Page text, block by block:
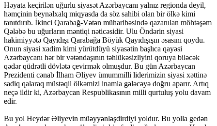
Həyata keçirilən uğurlu siyasət Azərbaycanı yalnız regionda deyil,
həmçinin beynəlxalq miqyasda da söz sahibi olan bir ölkə kimi
tanıtdırıb. İkinci Qarabağ-Vətən müharibəsində qazanılan möhtəşəm
Qələbə bu uğurların məntiqi nəticəsidir. Ulu Öndərin siyasi
hakimiyyətə Qayıdışı Qarabağa Böyük Qayıdışışın əsasını qoydu.
Onun siyasi xadim kimi yürütdüyü siyasətin başlıca qayəsi
Azərbaycanı hər bir vətəndaşının təhlükəsizliyini qoruya biləcək
qədər qüdrətli dövlətə çevirmək olmuşdur. Bu gün Azərbaycan
Prezidenti cənab İlham Əliyev ümummilli liderimizin siyasi xəttinə
sadiq qalaraq müstəqil ölkəmizi inamla gələcəyə doğru aparır. Artıq
neçə ildir ki, Azərbaycan Respublikasının milli qurtuluş yolu davam
edir.
Bu yol Heydər Əliyevin müəyyənləşdirdiyi yoldur. Bu yolla gedən